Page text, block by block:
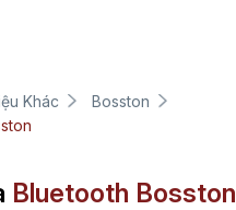
Khác
Bosston
Bluetooth Bosston